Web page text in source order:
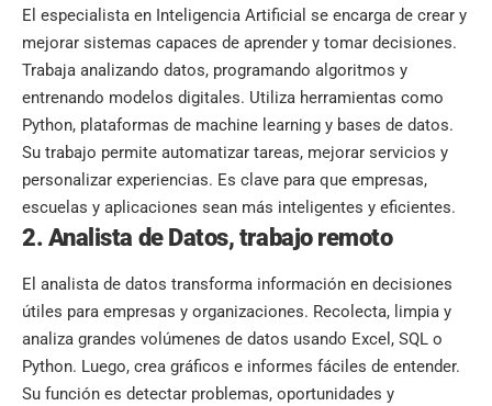
El especialista en Inteligencia Artificial se encarga de crear y
mejorar sistemas capaces de aprender y tomar decisiones.
Trabaja analizando datos, programando algoritmos y
entrenando modelos digitales. Utiliza herramientas como
Python, plataformas de machine learning y bases de datos.
Su trabajo permite automatizar tareas, mejorar servicios y
personalizar experiencias. Es clave para que empresas,
escuelas y aplicaciones sean más inteligentes y eficientes.
2. Analista de Datos, trabajo remoto
El analista de datos transforma información en decisiones
útiles para empresas y organizaciones. Recolecta, limpia y
analiza grandes volúmenes de datos usando Excel, SQL o
Python. Luego, crea gráficos e informes fáciles de entender.
Su función es detectar problemas, oportunidades y